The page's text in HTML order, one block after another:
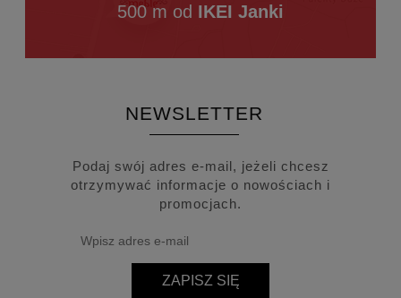
500 m od IKEI Janki
NEWSLETTER
Podaj swój adres e-mail, jeżeli chcesz
otrzymywać informacje o nowościach i
promocjach.
ZAPISZ SIĘ